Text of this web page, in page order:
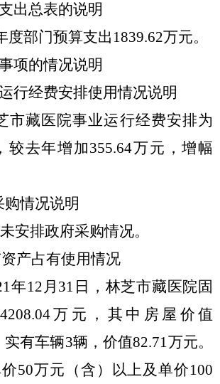
出总表的说明
度部门预算支出1839.62万元。
项的情况说明
行经费安排使用情况说明
市藏医院事业运行经费安排为
较去年增加355.64万元，增幅
购情况说明
安排政府采购情况。
资产占有使用情况
年12月31日，林芝市藏医院固
万元，其中房屋价值
有车辆3辆，价值82.71万元。
50万元（含）以上及单价100